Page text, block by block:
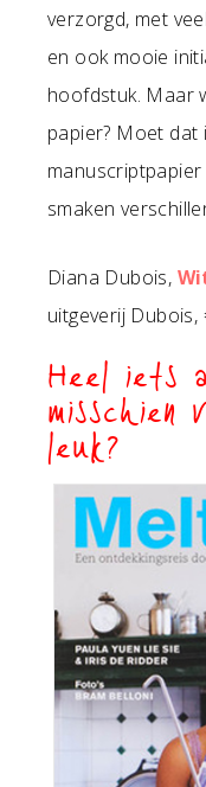
verzorgd, met
en ook mooie
hoofdstuk. Maar
papier? Moet dat
smaken
Diana Dubois,
uitgeverij Dubois,
Heel iets
misschien
leuk?